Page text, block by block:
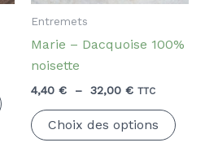
produit
Entremets
Marie – Dacquoise 100%
noisette
4,40 € – 32,00 €Plage
prix :
4,40 €
TTC
Choix des options